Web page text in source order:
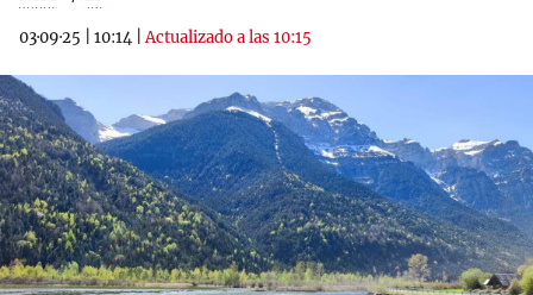
03·09·25 10:14 |Actualizado a las 10:15